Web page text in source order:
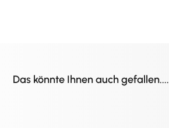
Das könnte Ihnen auch gefallen....